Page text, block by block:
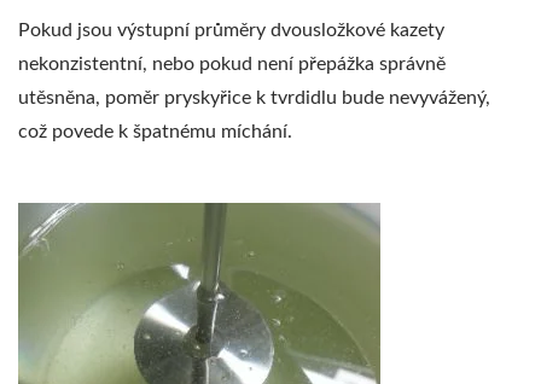
Pokud jsou výstupní průměry dvousložkové kazety
nekonzistentní, nebo pokud není přepážka správně
utěsněna, poměr pryskyřice k tvrdidlu bude nevyvážený,
což povede k špatnému míchání.